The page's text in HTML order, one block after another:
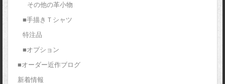
その他の革小物
■手描きＴシャツ
特注品
■オプション
■オーダー近作ブログ
新着情報